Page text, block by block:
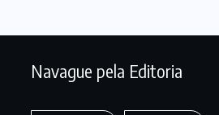
Navague pela Editoria